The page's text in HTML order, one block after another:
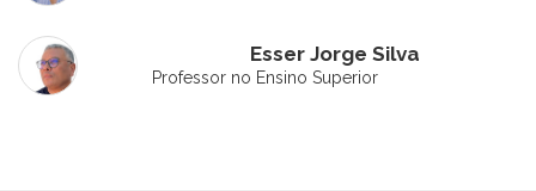
Esser Jorge Silva
Professor no Ensino Superior